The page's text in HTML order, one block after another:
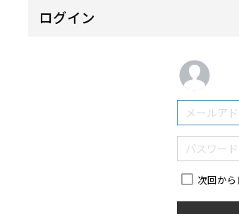
ログイン
次回か